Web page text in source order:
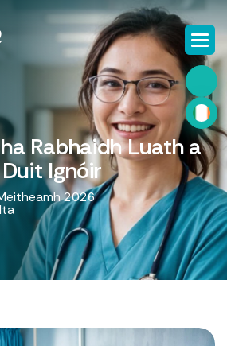
Rabhaidh Luath a
Ignóir
2026